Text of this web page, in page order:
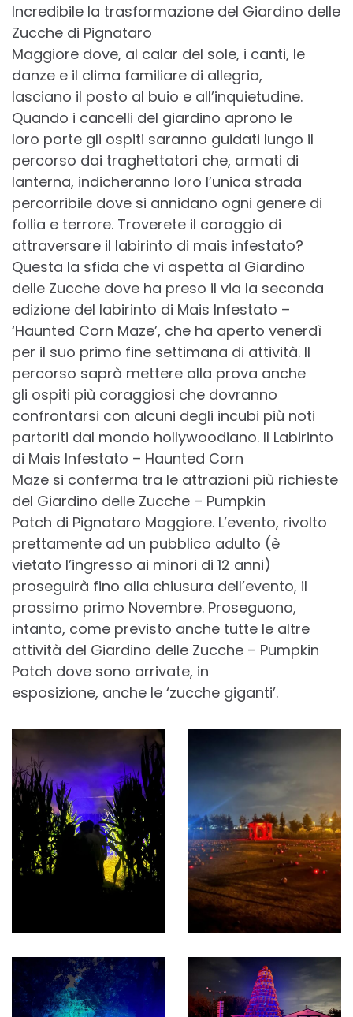
Incredibile la trasformazione del Giardino delle
Zucche di Pignataro
Maggiore dove, al calar del sole, i canti, le
danze e il clima familiare di allegria,
lasciano il posto al buio e all’inquietudine.
Quando i cancelli del giardino aprono le
loro porte gli ospiti saranno guidati lungo il
percorso dai traghettatori che, armati di
lanterna, indicheranno loro l’unica strada
percorribile dove si annidano ogni genere di
follia e terrore. Troverete il coraggio di
attraversare il labirinto di mais infestato?
Questa la sfida che vi aspetta al Giardino
delle Zucche dove ha preso il via la seconda
edizione del labirinto di Mais Infestato –
‘Haunted Corn Maze’, che ha aperto venerdì
per il suo primo fine settimana di attività. Il
percorso saprà mettere alla prova anche
gli ospiti più coraggiosi che dovranno
confrontarsi con alcuni degli incubi più noti
partoriti dal mondo hollywoodiano. Il Labirinto
di Mais Infestato – Haunted Corn
Maze si conferma tra le attrazioni più richieste
del Giardino delle Zucche – Pumpkin
Patch di Pignataro Maggiore. L’evento, rivolto
prettamente ad un pubblico adulto (è
vietato l’ingresso ai minori di 12 anni)
proseguirà fino alla chiusura dell’evento, il
prossimo primo Novembre. Proseguono,
intanto, come previsto anche tutte le altre
attività del Giardino delle Zucche – Pumpkin
Patch dove sono arrivate, in
esposizione, anche le ‘zucche giganti’.